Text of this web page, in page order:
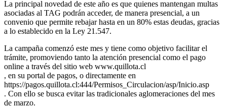
La principal novedad de este año es que quienes mantengan multas
asociadas al TAG podrán acceder, de manera presencial, a un
convenio que permite rebajar hasta en un 80% estas deudas, gracias
a lo establecido en la Ley 21.547.
La campaña comenzó este mes y tiene como objetivo facilitar el
trámite, promoviendo tanto la atención presencial como el pago
online a través del sitio web www.quillota.cl
, en su portal de pagos, o directamente en
https://pagos.quillota.cl:444/Permisos_Circulacion/asp/Inicio.asp
. Con ello se busca evitar las tradicionales aglomeraciones del mes
de marzo.